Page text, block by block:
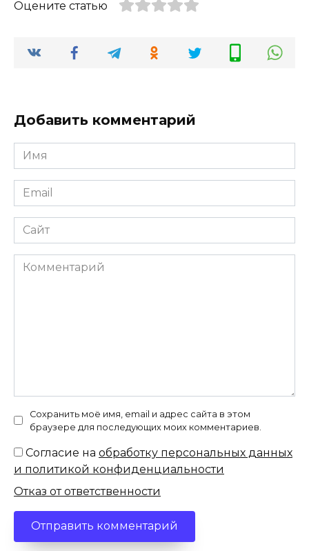
Оцените статью
Добавить комментарий
Имя
*
Email
*
Сайт
Комментарий
Сохранить моё имя, email и адрес сайта в этом
браузере для последующих моих комментариев.
Согласие на обработку персональных данных
и политикой конфиденциальности
Отказ от ответственности